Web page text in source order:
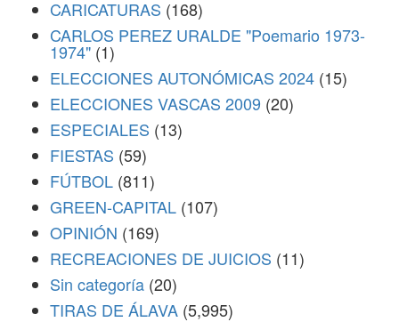
CARICATURAS (168)
CARLOS PEREZ URALDE "Poemario 1973-
1974" (1)
ELECCIONES AUTONÓMICAS 2024 (15)
ELECCIONES VASCAS 2009 (20)
ESPECIALES (13)
FIESTAS (59)
FÚTBOL (811)
GREEN-CAPITAL (107)
OPINIÓN (169)
RECREACIONES DE JUICIOS (11)
Sin categoría (20)
TIRAS DE ÁLAVA (5,995)